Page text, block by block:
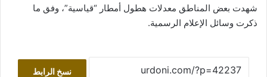
شهدت بعض المناطق معدلات هطول أمطار “قياسية”، وفق ما
ذكرت وسائل الإعلام الرسمية.
نسخ الرابط